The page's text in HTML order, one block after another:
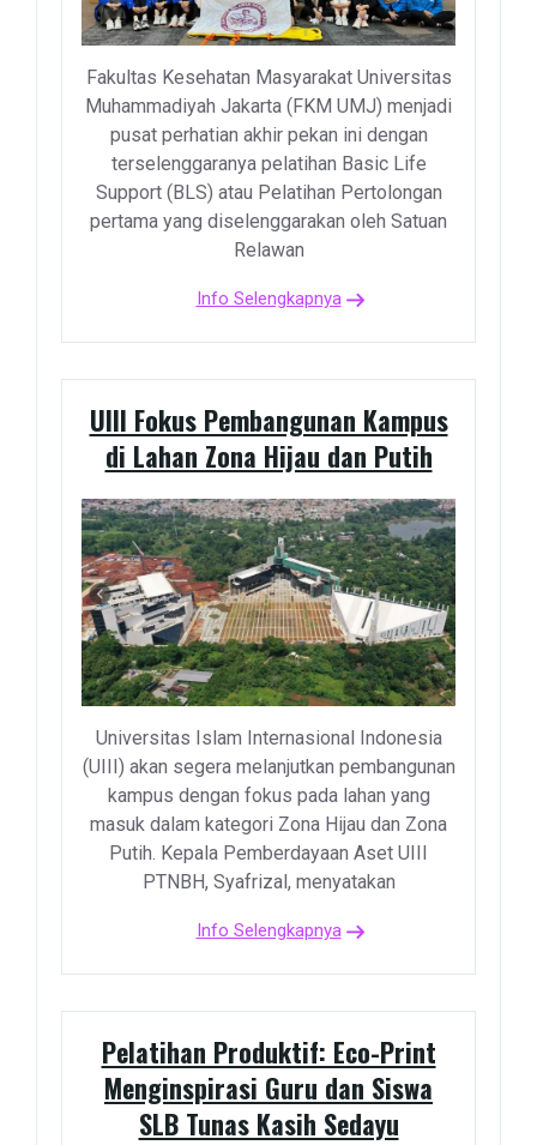
Fakultas Kesehatan Masyarakat Universitas
Muhammadiyah Jakarta (FKM UMJ) menjadi
pusat perhatian akhir pekan ini dengan
terselenggaranya pelatihan Basic Life
Support (BLS) atau Pelatihan Pertolongan
pertama yang diselenggarakan oleh Satuan
Relawan
Info Selengkapnya
UIII Fokus Pembangunan Kampus
di Lahan Zona Hijau dan Putih
Universitas Islam Internasional Indonesia
(UIII) akan segera melanjutkan pembangunan
kampus dengan fokus pada lahan yang
masuk dalam kategori Zona Hijau dan Zona
Putih. Kepala Pemberdayaan Aset UIII
PTNBH, Syafrizal, menyatakan
Info Selengkapnya
Pelatihan Produktif: Eco-Print
Menginspirasi Guru dan Siswa
SLB Tunas Kasih Sedayu